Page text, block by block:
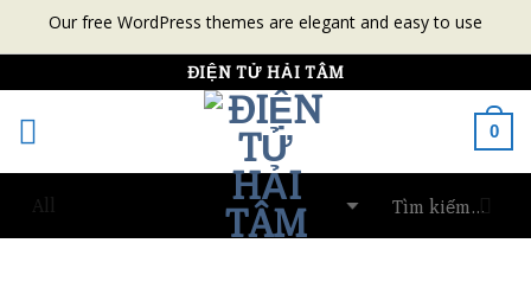
content
ĐIỆN TỬ HẢI TÂM
0
Our free WordPress themes are elegant and easy to use